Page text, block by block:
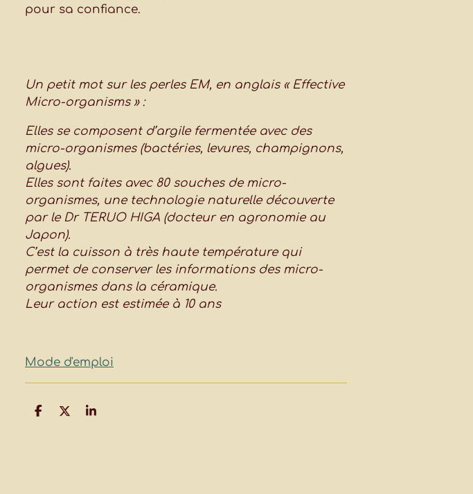
pour sa confiance.
Un petit mot sur les perles EM, en anglais « Effective
Micro-organisms » :
Elles se composent d’argile fermentée avec des
micro-organismes (bactéries, levures, champignons,
algues).
Elles sont faites avec 80 souches de micro-
organismes, une technologie naturelle découverte
par le Dr TERUO HIGA (docteur en agronomie au
Japon).
C’est la cuisson à très haute température qui
permet de conserver les informations des micro-
organismes dans la céramique.
Leur action est estimée à 10 ans
Mode d'emploi
P
P
P